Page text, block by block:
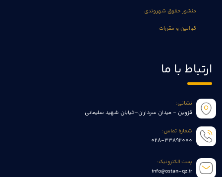
منشور حقوق شهروندی
قوانین و مقررات
ارتباط با ما
نشانی:
قزوین - میدان سرداران-خیابان شهید سلیمانی
شماره تماس:
028-33892000
پست الکترونیک:
info@ostan-qz.ir